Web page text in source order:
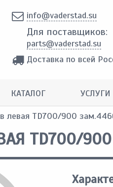
info@vaderstad.su
Для поставщиков:
parts@vaderstad.su
Доставка по всей
КАТАЛОГ УСЛУГИ
левая TD700/900
TD700/